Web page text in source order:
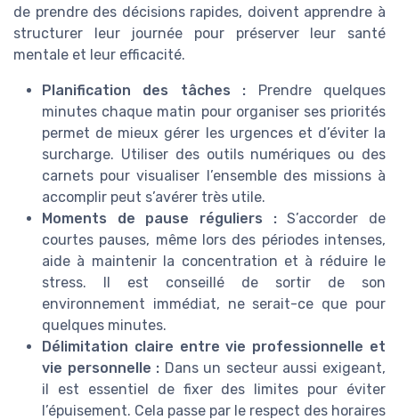
de prendre des décisions rapides, doivent apprendre à
structurer leur journée pour préserver leur santé
mentale et leur efficacité.
Planification des tâches : Prendre quelques
minutes chaque matin pour organiser ses priorités
permet de mieux gérer les urgences et d’éviter la
surcharge. Utiliser des outils numériques ou des
carnets pour visualiser l’ensemble des missions à
accomplir peut s’avérer très utile.
Moments de pause réguliers :S’accorder de
courtes pauses, même lors des périodes intenses,
aide à maintenir la concentration et à réduire le
stress. Il est conseillé de sortir de son
environnement immédiat, ne serait-ce que pour
quelques minutes.
Délimitation claire entre vie professionnelle et
vie personnelle : Dans un secteur aussi exigeant,
il est essentiel de fixer des limites pour éviter
l’épuisement. Cela passe par le respect des horaires